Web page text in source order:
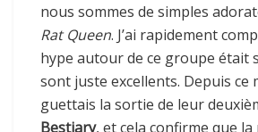
nous sommes de simples
Rat Queen. J’ai rapidement
hype autour de ce groupe était
sont juste excellents. Depuis ce
guettais la sortie de leur
Bestiary, et cela confirme que la